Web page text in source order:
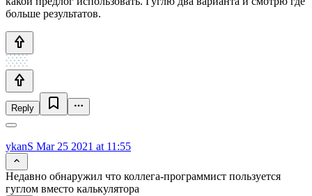
больше результатов.
Reply
ykanS Mar 25 2021 at 11:55
Недавно обнаружил что коллега-программист пользуется
гуглом вместо калькулятора